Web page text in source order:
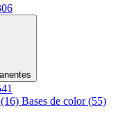
Bases de color (55)